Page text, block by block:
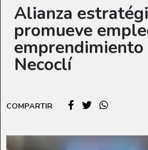
Alianza
promueve
emprendimiento
Necoclí
COMPARTIR